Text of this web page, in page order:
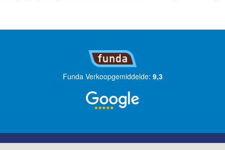
Funda Verkoopgemiddelde: 9,3